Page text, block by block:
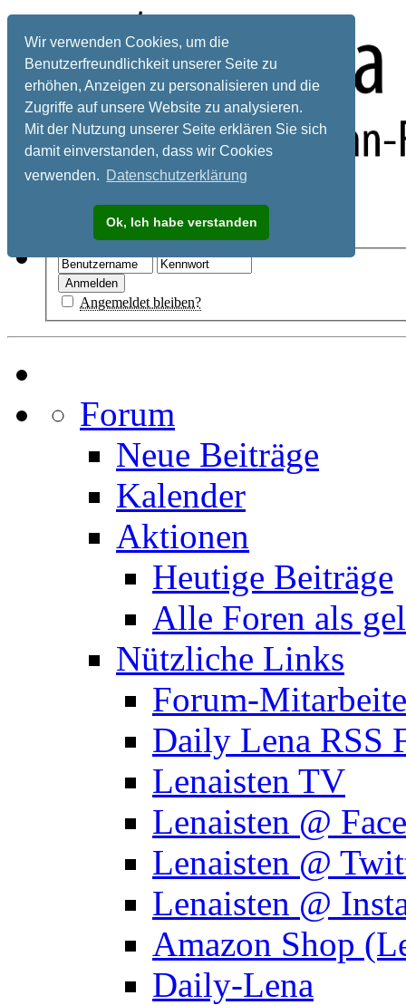
Wir verwenden Cookies, um die
Benutzerfreundlichkeit unserer Seite zu
erhöhen, Anzeigen zu personalisieren und die
Zugriffe auf unsere Website zu analysieren.
Mit der Nutzung unserer Seite erklären Sie sich
damit einverstanden, dass wir Cookies
verwenden. Datenschutzerklärung
Ok, Ich habe verstanden
Registrieren
Angemeldet bleiben?
Forum
Neue Beiträge
Kalender
Aktionen
Heutige Beiträge
Alle Foren als
Nützliche Links
Forum-
Daily Lena RSS
Lenaisten TV
Lenaisten @
Lenaisten @
Lenaisten @
Amazon Shop
Daily-Lena